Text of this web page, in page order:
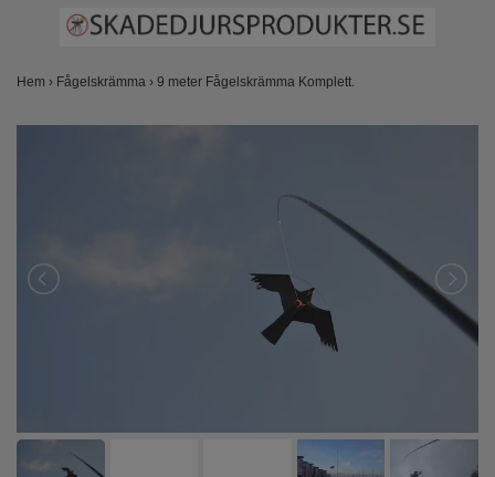
Hem › Fågelskrämma › 9 meter Fågelskrämma Komplett.